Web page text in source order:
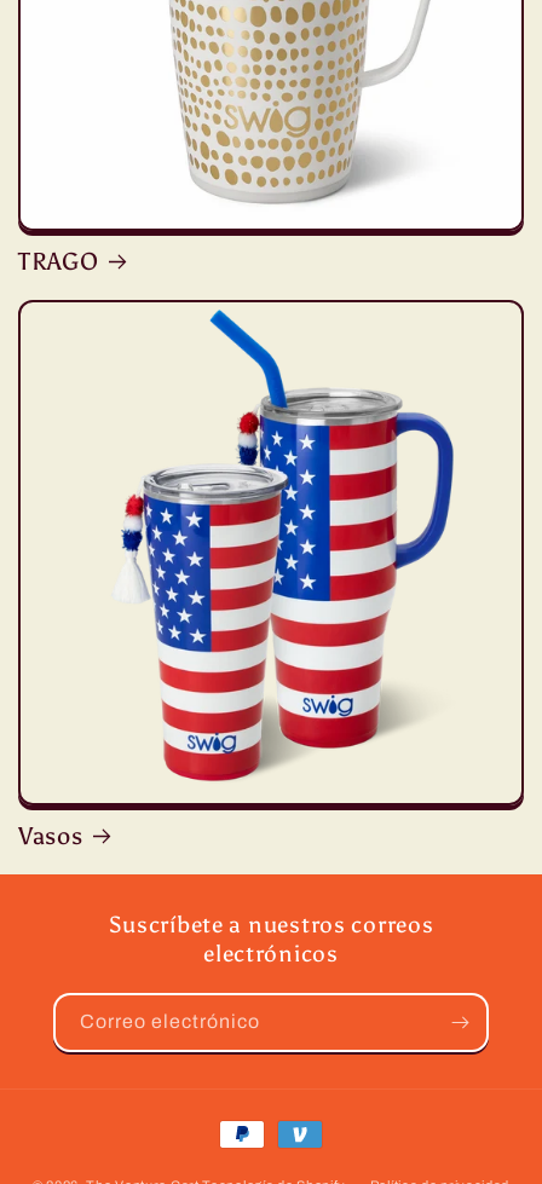
TRAGO
Vasos
Suscríbete a nuestros correos
electrónicos
Correo electrónico
Formas